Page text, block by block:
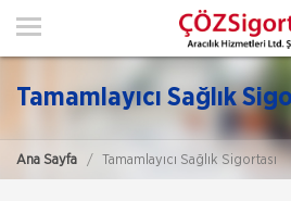
ANA SAYFA
POLIÇE HATIRLAT
Tamamlayıcı Sağlık
Ana Sayfa Tamamlayıcı Sağlık Sigortası